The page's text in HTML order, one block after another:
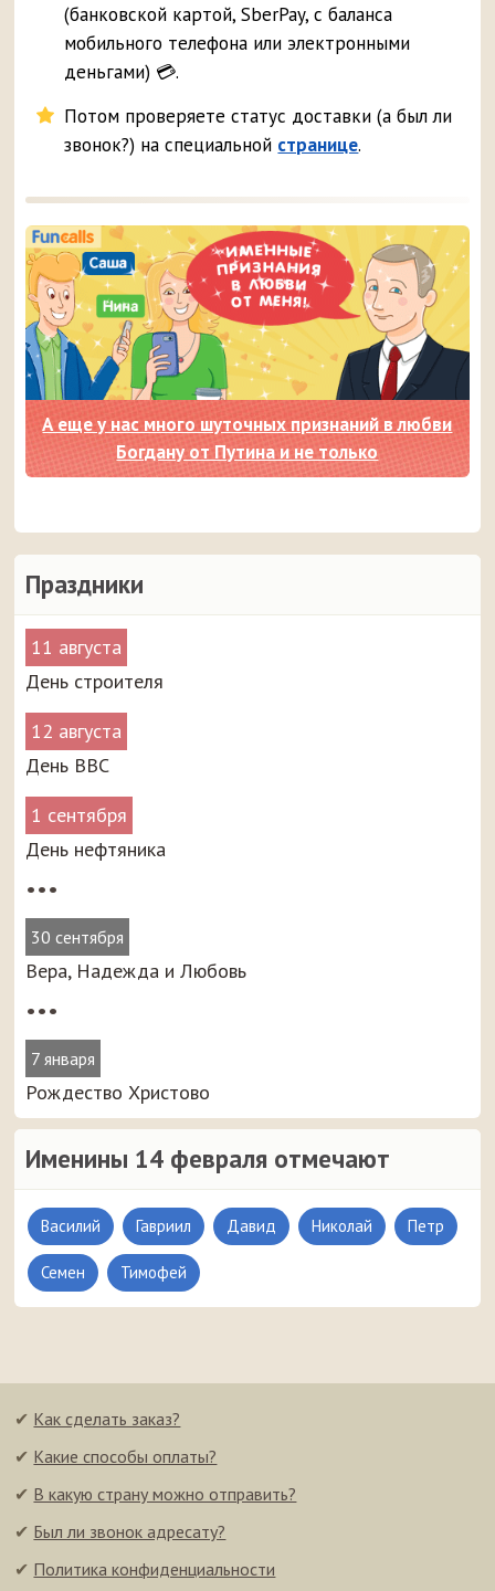
Праздники
11 августа
День строителя
12 августа
День ВВС
1 сентября
День нефтяника
•••
30 сентября
Вера, Надежда и Любовь
•••
7 января
Рождество Христово
Именины 14 февраля отмечают
Василий Гавриил Давид Николай Петр
Семен Тимофей
(банковской картой, SberPay, с баланса
мобильного телефона или электронными
деньгами) 💳.
Потом проверяете статус доставки (а был ли
звонок?) на специальной странице.
А еще у нас много шуточных признаний в любви
Богдану от Путина и не только
✔ Как сделать заказ?
✔ Какие способы оплаты?
✔ В какую страну можно отправить?
✔ Был ли звонок адресату?
✔ Политика конфиденциальности